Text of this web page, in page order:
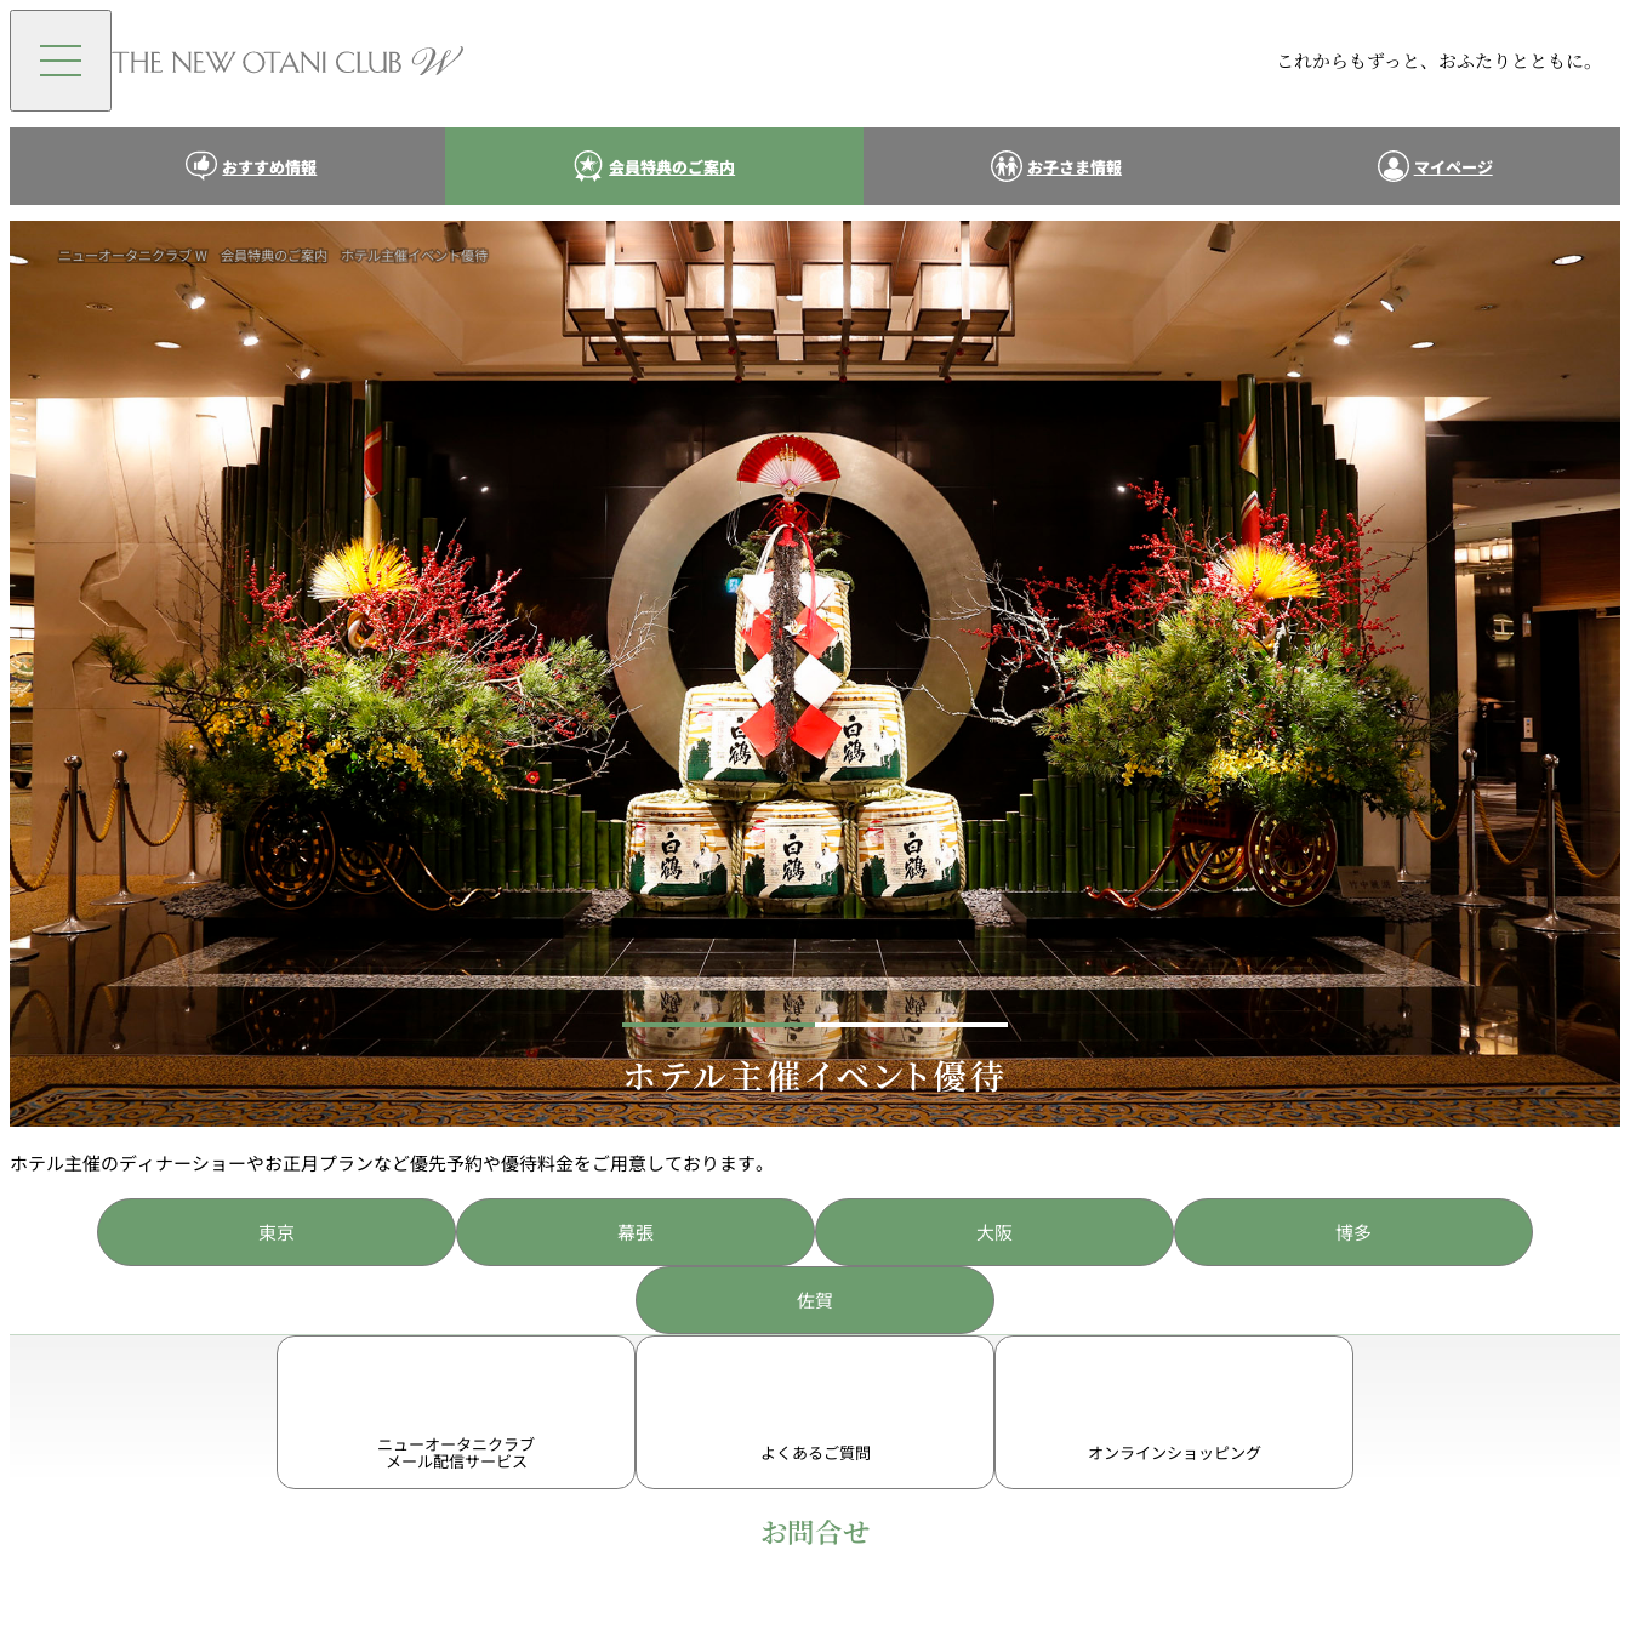
おすすめ情報 会員特典のご案内
会員特典のご
案内
ニューオータニクラブ
ポイントプログラム
レストラン・バー特典
誕生日・マイアニバーサ
リー特典
ホテル主催イベント優待 衣裳・美容・写真室のご
優待
ホテルオリジナル商品優
待
ホテルマガジンとお知ら
せ
ウエディングご紹介特典 お子さまのお誕生日特典
お子さまのご宿泊特典 ベビールーム特典
お子さま情報 マイページ
ホテル主催イベント優待
ニューオータニクラブ W 会員特典のご案内 ホテル主催イベント優待
ホテル主催のディナーショーやお正月プランなど優先予約や優待料金をご用意しております。
東京 幕張 大阪 博多
佐賀
ニューオータニクラブ
メール配信サービス よくあるご質問 オンラインショッピング
お問合せ